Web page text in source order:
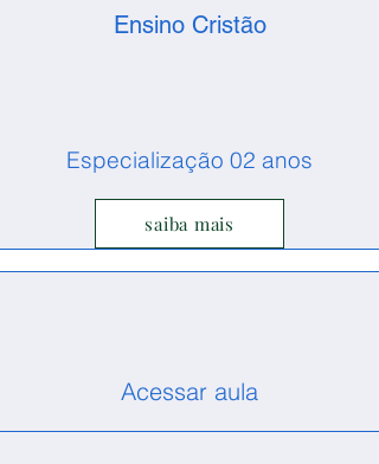
Ensino Cristão
Especialização 02 anos
saiba mais
Acessar aula